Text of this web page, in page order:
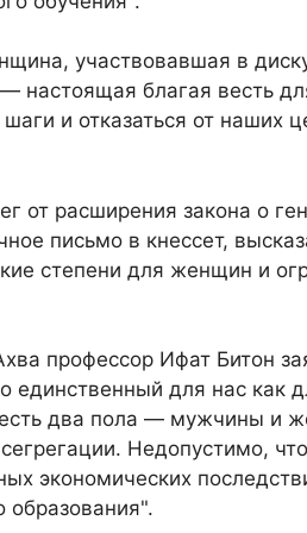
участвовавшая в
настоящая благая весть
и отказаться от наших
от расширения закона о
письмо в кнессет,
степени для женщин и
профессор Ифат Битон
единственный для нас как
есть два пола — мужчины и
Недопустимо,
экономических